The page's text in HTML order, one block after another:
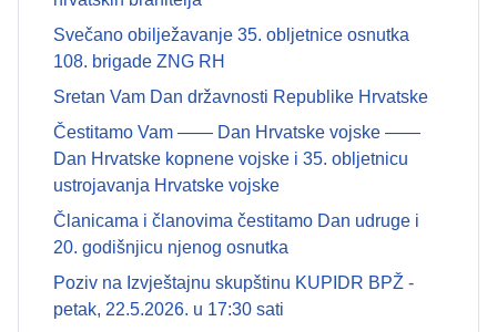
Svečano obilježavanje 35. obljetnice osnutka
108. brigade ZNG RH
Sretan Vam Dan državnosti Republike Hrvatske
Čestitamo Vam —— Dan Hrvatske vojske ——
Dan Hrvatske kopnene vojske i 35. obljetnicu
ustrojavanja Hrvatske vojske
Članicama i članovima čestitamo Dan udruge i
20. godišnjicu njenog osnutka
Poziv na Izvještajnu skupštinu KUPIDR BPŽ -
petak, 22.5.2026. u 17:30 sati